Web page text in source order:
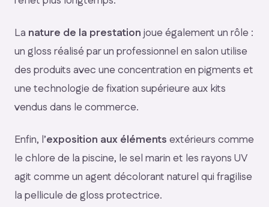
La nature de la prestation joue également un rôle :
un gloss réalisé par un professionnel en salon utilise
des produits avec une concentration en pigments et
une technologie de fixation supérieure aux kits
vendus dans le commerce.
Enfin, l’exposition aux éléments extérieurs comme
le chlore de la piscine, le sel marin et les rayons UV
agit comme un agent décolorant naturel qui fragilise
la pellicule de gloss protectrice.